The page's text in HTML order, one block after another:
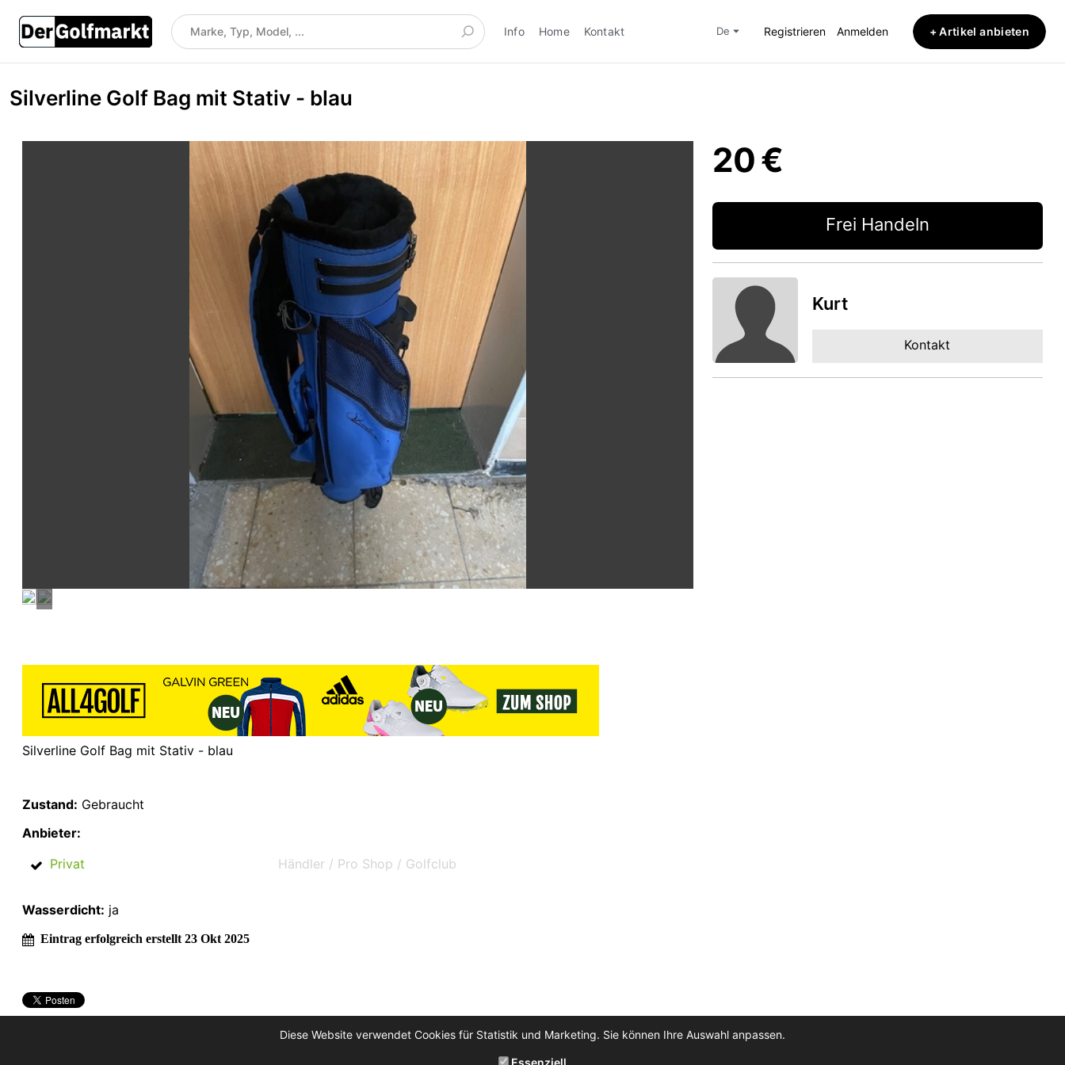
Info Home Kontakt de Registrieren Anmelden + Artikel anbieten
Silverline Golf Bag mit Stativ - blau
Silverline Golf Bag mit Stativ - blau
Zustand: Gebraucht
Anbieter:
Privat
Händler / Pro Shop / Golfclub
Wasserdicht: ja
Eintrag erfolgreich erstellt 23 Okt 2025
20 €
Frei Handeln
Kurt
Kontakt
Diese Website verwendet Cookies für Statistik und Marketing. Sie können Ihre Auswahl anpassen.
Essenziell